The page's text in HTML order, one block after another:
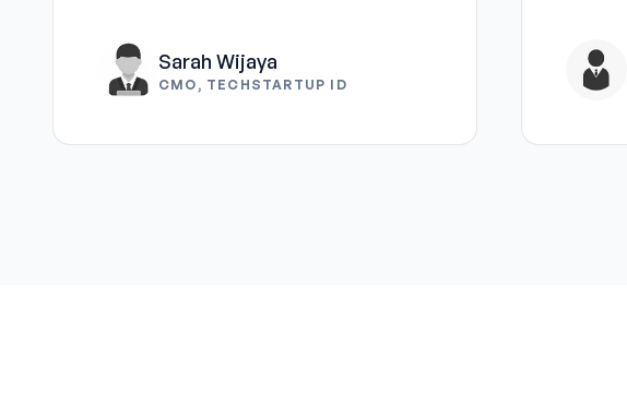
Sarah Wijaya
CMO, TECHSTARTUP ID